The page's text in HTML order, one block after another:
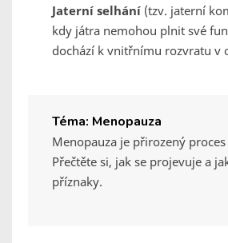
Jaterní selhání (tzv. jaterní
kdy játra nemohou plnit své
dochází k vnitřnímu rozvratu v
Téma: Menopauza
Menopauza je přirozený
Přečtěte si, jak se projevuje a
příznaky.